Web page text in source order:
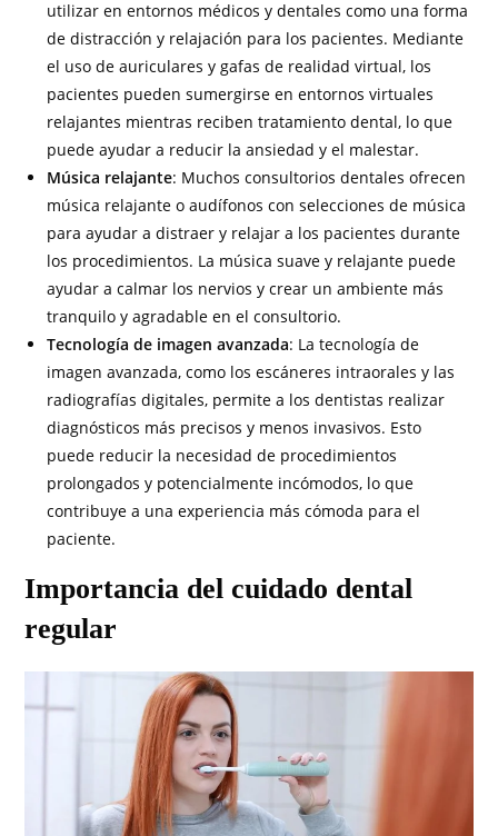
utilizar en entornos médicos y dentales como una forma
de distracción y relajación para los pacientes. Mediante
el uso de auriculares y gafas de realidad virtual, los
pacientes pueden sumergirse en entornos virtuales
relajantes mientras reciben tratamiento dental, lo que
puede ayudar a reducir la ansiedad y el malestar.
Música relajante: Muchos consultorios dentales ofrecen
música relajante o audífonos con selecciones de música
para ayudar a distraer y relajar a los pacientes durante
los procedimientos. La música suave y relajante puede
ayudar a calmar los nervios y crear un ambiente más
tranquilo y agradable en el consultorio.
Tecnología de imagen avanzada: La tecnología de
imagen avanzada, como los escáneres intraorales y las
radiografías digitales, permite a los dentistas realizar
diagnósticos más precisos y menos invasivos. Esto
puede reducir la necesidad de procedimientos
prolongados y potencialmente incómodos, lo que
contribuye a una experiencia más cómoda para el
paciente.
Importancia del cuidado dental
regular